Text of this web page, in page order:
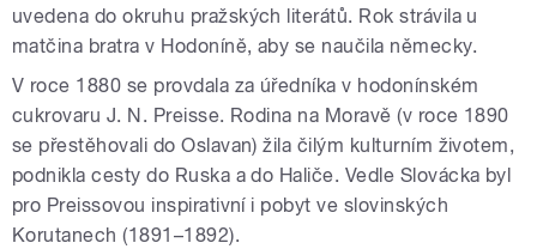
uvedena do okruhu pražských literátů. Rok strávila u
matčina bratra v Hodoníně, aby se naučila německy.
V roce 1880 se provdala za úředníka v hodonínském
cukrovaru J. N. Preisse. Rodina na Moravě (v roce 1890
se přestěhovali do Oslavan) žila čilým kulturním životem,
podnikla cesty do Ruska a do Haliče. Vedle Slovácka byl
pro Preissovou inspirativní i pobyt ve slovinských
Korutanech (1891–1892).